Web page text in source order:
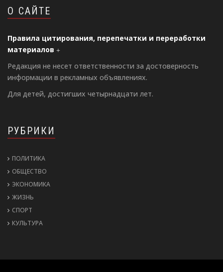
О САЙТЕ
Правила цитирования, перепечатки и переработки
материалов
Редакция не несет ответственности за достоверность
информации в рекламных объявлениях.
Для детей, достигших четырнадцати лет.
РУБРИКИ
ПОЛИТИКА
ОБЩЕСТВО
ЭКОНОМИКА
ЖИЗНЬ
СПОРТ
КУЛЬТУРА